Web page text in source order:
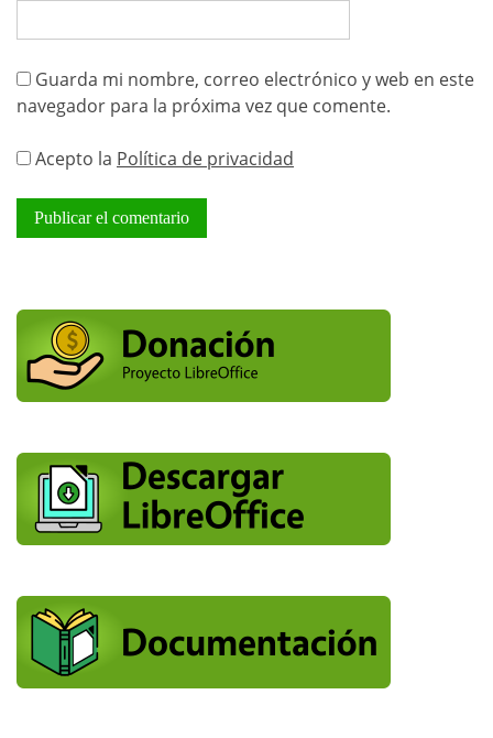
Guarda mi nombre, correo electrónico y web en este
navegador para la próxima vez que comente.
Acepto la Política de privacidad